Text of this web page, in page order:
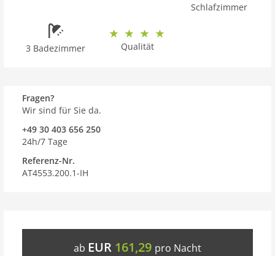
Schlafzimmer
3 Badezimmer Qualität
Fragen?
Wir sind für Sie da.
+49 30 403 656 250
24h/7 Tage
Referenz-Nr.
AT4553.200.1-IH
ab EUR 161,29 pro Nacht